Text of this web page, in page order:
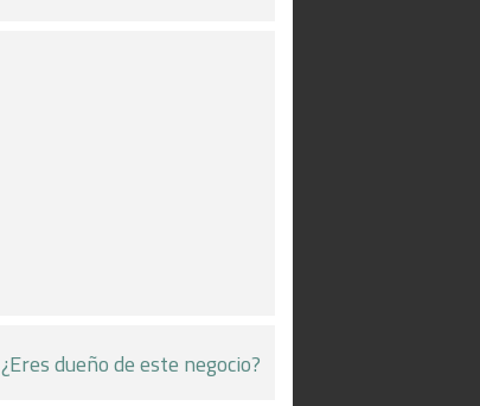
¿Eres dueño de este negocio?